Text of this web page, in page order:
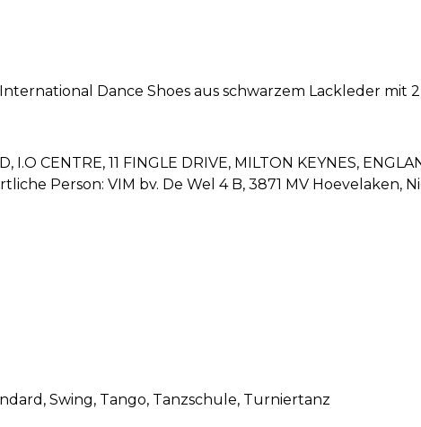
Dance Shoes aus schwarzem Lackleder mit
CENTRE, 11 FINGLE DRIVE, MILTON KEYNES,
Person: VIM bv. De Wel 4 B, 3871 MV Hoevelaken,
, Swing, Tango, Tanzschule, Turniertanz